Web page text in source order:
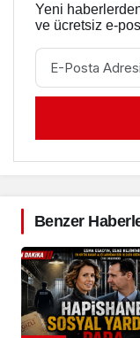
Yeni
ve ücretsiz e-
Benzer